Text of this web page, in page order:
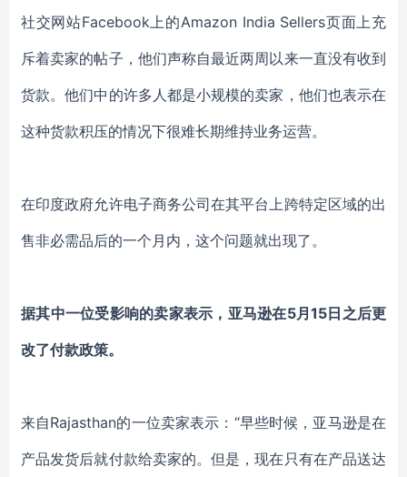
社交网站Facebook上的Amazon India Sellers页面上充
斥着卖家的帖子，他们声称自最近两周以来一直没有收到
货款。他们中的许多人都是小规模的卖家，他们也表示在
这种货款积压的情况下很难长期维持业务运营。
在印度政府允许电子商务公司在其平台上跨特定区域的出
售非必需品后的一个月内，这个问题就出现了。
据其中一位受影响的卖家表示，亚马逊在5月15日之后更
改了付款政策。
来自Rajasthan的一位卖家表示：“早些时候，亚马逊是在
产品发货后就付款给卖家的。但是，现在只有在产品送达